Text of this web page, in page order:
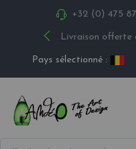
+32 (0) 475
Livraison
Pays sélectionné :